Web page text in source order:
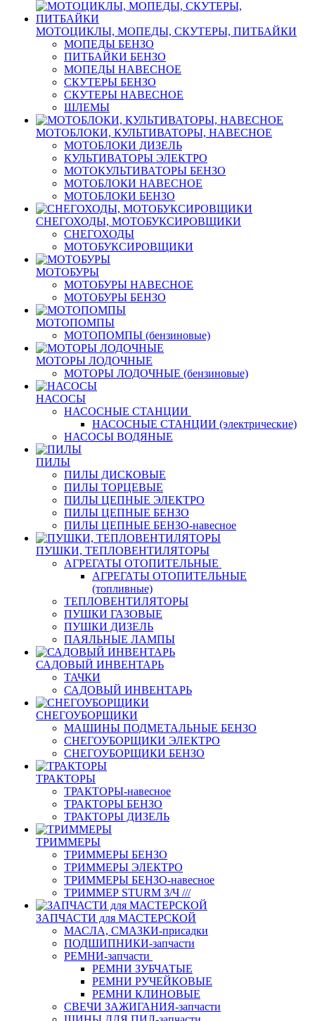
МОТОЦИКЛЫ, МОПЕДЫ, СКУТЕРЫ, ПИТБАЙКИ
МОПЕДЫ БЕНЗО
ПИТБАЙКИ БЕНЗО
МОПЕДЫ НАВЕСНОЕ
СКУТЕРЫ БЕНЗО
СКУТЕРЫ НАВЕСНОЕ
ШЛЕМЫ
МОТОБЛОКИ, КУЛЬТИВАТОРЫ, НАВЕСНОЕ
МОТОБЛОКИ ДИЗЕЛЬ
КУЛЬТИВАТОРЫ ЭЛЕКТРО
МОТОКУЛЬТИВАТОРЫ БЕНЗО
МОТОБЛОКИ НАВЕСНОЕ
МОТОБЛОКИ БЕНЗО
СНЕГОХОДЫ, МОТОБУКСИРОВЩИКИ
СНЕГОХОДЫ
МОТОБУКСИРОВЩИКИ
МОТОБУРЫ
МОТОБУРЫ НАВЕСНОЕ
МОТОБУРЫ БЕНЗО
МОТОПОМПЫ
МОТОПОМПЫ (бензиновые)
МОТОРЫ ЛОДОЧНЫЕ
МОТОРЫ ЛОДОЧНЫЕ (бензиновые)
НАСОСЫ
НАСОСНЫЕ СТАНЦИИ
НАСОСНЫЕ СТАНЦИИ (электрические)
НАСОСЫ ВОДЯНЫЕ
ПИЛЫ
ПИЛЫ ДИСКОВЫЕ
ПИЛЫ ТОРЦЕВЫЕ
ПИЛЫ ЦЕПНЫЕ ЭЛЕКТРО
ПИЛЫ ЦЕПНЫЕ БЕНЗО
ПИЛЫ ЦЕПНЫЕ БЕНЗО-навесное
ПУШКИ, ТЕПЛОВЕНТИЛЯТОРЫ
АГРЕГАТЫ ОТОПИТЕЛЬНЫЕ
АГРЕГАТЫ ОТОПИТЕЛЬНЫЕ
(топливные)
ТЕПЛОВЕНТИЛЯТОРЫ
ПУШКИ ГАЗОВЫЕ
ПУШКИ ДИЗЕЛЬ
ПАЯЛЬНЫЕ ЛАМПЫ
САДОВЫЙ ИНВЕНТАРЬ
ТАЧКИ
САДОВЫЙ ИНВЕНТАРЬ
СНЕГОУБОРЩИКИ
МАШИНЫ ПОДМЕТАЛЬНЫЕ БЕНЗО
СНЕГОУБОРЩИКИ ЭЛЕКТРО
СНЕГОУБОРЩИКИ БЕНЗО
ТРАКТОРЫ
ТРАКТОРЫ-навесное
ТРАКТОРЫ БЕНЗО
ТРАКТОРЫ ДИЗЕЛЬ
ТРИММЕРЫ
ТРИММЕРЫ БЕНЗО
ТРИММЕРЫ ЭЛЕКТРО
ТРИММЕРЫ БЕНЗО-навесное
ТРИММЕР STURM З/Ч ///
ЗАПЧАСТИ для МАСТЕРСКОЙ
МАСЛА, СМАЗКИ-присадки
ПОДШИПНИКИ-запчасти
РЕМНИ-запчасти
РЕМНИ ЗУБЧАТЫЕ
РЕМНИ РУЧЕЙКОВЫЕ
РЕМНИ КЛИНОВЫЕ
СВЕЧИ ЗАЖИГАНИЯ-запчасти